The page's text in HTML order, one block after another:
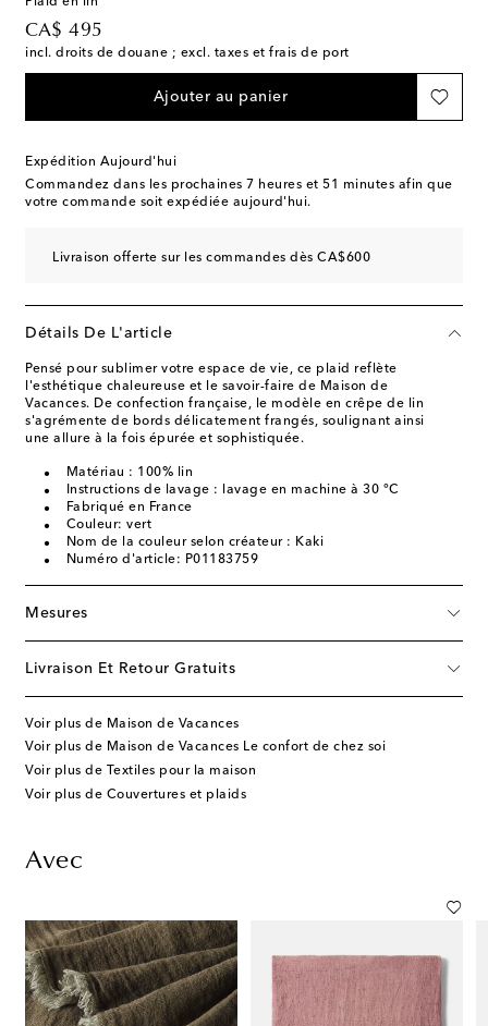
CA$ 495
original price
incl. droits de douane ; excl. taxes et frais de port
Ajouter au panier
Expédition Aujourd'hui
Commandez dans les prochaines 7 heures et 51 minutes afin que
votre commande soit expédiée aujourd'hui.
Livraison offerte sur les commandes dès CA$600
Détails De L'article
Pensé pour sublimer votre espace de vie, ce plaid reflète
l'esthétique chaleureuse et le savoir-faire de Maison de
Vacances. De confection française, le modèle en crêpe de lin
s'agrémente de bords délicatement frangés, soulignant ainsi
une allure à la fois épurée et sophistiquée.
Matériau : 100% lin
Instructions de lavage : lavage en machine à 30 °C
Fabriqué en France
Couleur: vert
Nom de la couleur selon créateur : Kaki
Numéro d'article: P01183759
Mesures
Livraison Et Retour Gratuits
Voir plus de Maison de Vacances
Voir plus de Maison de Vacances Le confort de chez soi
Voir plus de Textiles pour la maison
Voir plus de Couvertures et plaids
Avec